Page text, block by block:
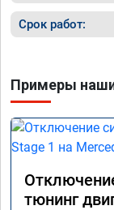
Срок работ:
Примеры
тюнинг